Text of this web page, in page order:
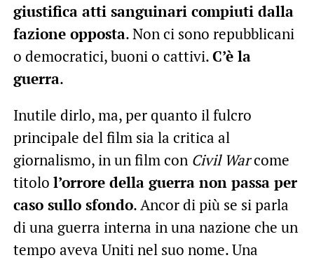
giustifica atti sanguinari compiuti dalla
fazione opposta. Non ci sono repubblicani
o democratici, buoni o cattivi.C’è la
guerra.
Inutile dirlo, ma, per quanto il fulcro
principale del film sia la critica al
giornalismo, in un film con Civil Warcome
titolo l’orrore della guerra non passa per
caso sullo sfondo. Ancor di più se si parla
di una guerra interna in una nazione che un
tempo aveva Uniti nel suo nome. Una